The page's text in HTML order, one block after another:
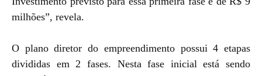
milhões”, revela.
O plano diretor do empreendimento possui 4 etapas
divididas em 2 fases. Nesta fase inicial está sendo